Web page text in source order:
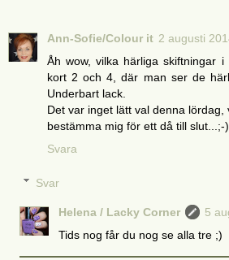
Ann-Sofie/Colour it 2 augusti
Åh wow, vilka härliga skiftningar
kort 2 och 4, där man ser de
Underbart lack.
Det var inget lätt val denna
bestämma mig för ett då till slut...;-)
Svara
Svar
Helena / Lacky Corner
5
Tids nog får du nog se alla tre ;)